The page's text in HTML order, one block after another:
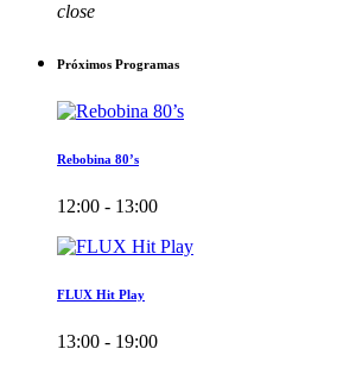
close
Próximos Programas
Rebobina 80’s
12:00 - 13:00
FLUX Hit Play
13:00 - 19:00